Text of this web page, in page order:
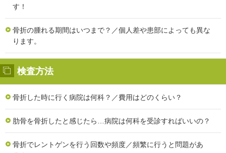
す！
骨折の腫れる期間はいつまで？／個人差や患部によっても異な
ります。
検査方法
骨折した時に行く病院は何科？／費用はどのくらい？
肋骨を骨折したと感じたら…病院は何科を受診すればいいの？
骨折でレントゲンを行う回数や頻度／頻繁に行うと問題があ